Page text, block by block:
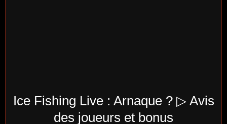
Ice Fishing Live : Arnaque ? ▷ Avis
des joueurs et bonus